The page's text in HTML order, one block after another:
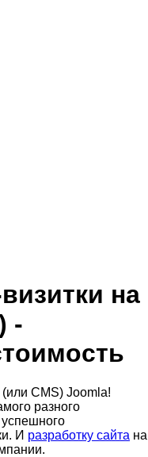
на
-
CMS) Joomla!
разного
И разработку сайта на